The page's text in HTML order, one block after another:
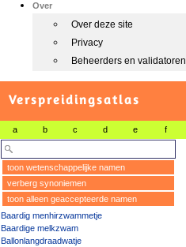
Over
Over deze site
Privacy
Beheerders en validatoren
Verspreidingsatlas
a b c d e f
toon wetenschappelijke namen
verberg synoniemen
toon alleen geaccepteerde namen
Baardig menhirzwammetje
Baardige melkzwam
Ballonlangdraadwatje